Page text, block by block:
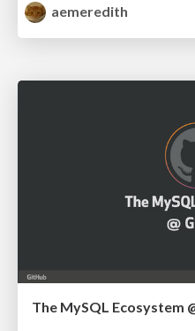
aemeredith
The MySQL Ecosystem